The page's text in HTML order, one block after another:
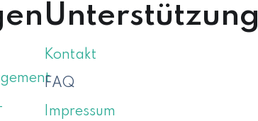
Unterstützung
Kontakt
FAQ
Impressum